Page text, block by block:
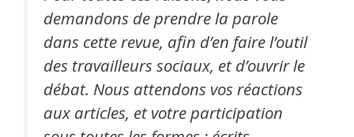
demandons de prendre la parole
dans cette revue, afin d’en faire l’outil
des travailleurs sociaux, et d’ouvrir le
débat. Nous attendons vos réactions
aux articles, et votre participation